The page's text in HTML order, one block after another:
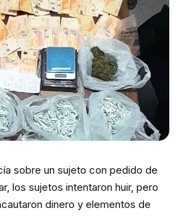
sobre un sujeto con pedido de
los sujetos intentaron huir, pero
dinero y elementos de